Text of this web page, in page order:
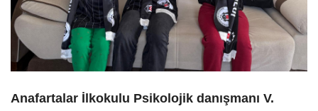
Anafartalar İlkokulu Psikolojik danışmanı V.